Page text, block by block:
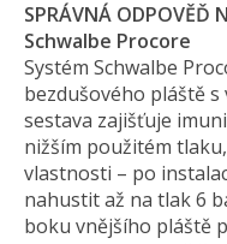
SPRÁVNÁ ODPOVĚĎ
Schwalbe Procore
Systém Schwalbe
bezdušového pláště
sestava zajišťuje
nižším použitém
vlastnosti – po
nahustit až na tlak 6
boku vnějšího pláště